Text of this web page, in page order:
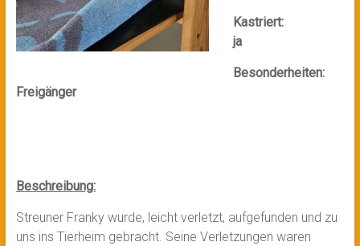
Kastriert:
ja
Besonderheiten:
Freigänger
Beschreibung:
Streuner Franky wurde, leicht verletzt, aufgefunden und zu
uns ins Tierheim gebracht. Seine Verletzungen waren